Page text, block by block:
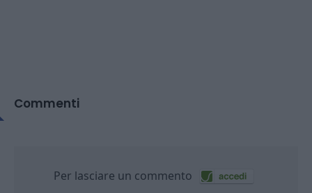
Commenti